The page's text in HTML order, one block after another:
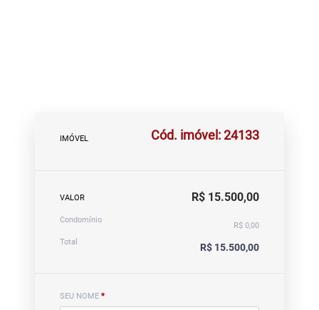
IMÓVEL Cód. imóvel: 24133
VALOR R$ 15.500,00
Condomínio
R$ 0,00
Total
R$ 15.500,00
SEU NOME *